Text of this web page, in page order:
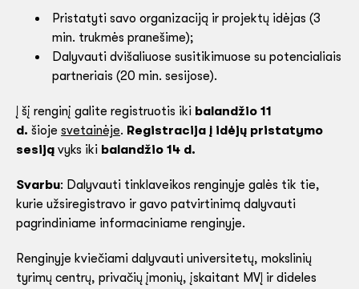
Pristatyti savo organizaciją ir projektų idėjas (3
min. trukmės pranešime);
Dalyvauti dvišaliuose susitikimuose su potencialiais
partneriais (20 min. sesijose).
Į šį renginį galite registruotis iki balandžio 11
d. šioje svetainėje. Registracija į idėjų pristatymo
sesiją vyks iki balandžio 14 d.
Svarbu: Dalyvauti tinklaveikos renginyje galės tik tie,
kurie užsiregistravo ir gavo patvirtinimą dalyvauti
pagrindiniame informaciniame renginyje.
Renginyje kviečiami dalyvauti universitetų, mokslinių
tyrimų centrų, privačių įmonių, įskaitant MVĮ ir dideles